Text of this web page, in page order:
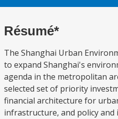
Résumé*
The Shanghai Urban
to expand Shanghai's
agenda in the metropolitan
selected set of priority
financial architecture for
infrastructure, and policy